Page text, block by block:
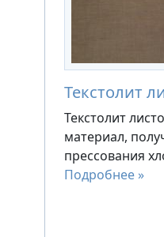
Текстолит
Текстолит
материал,
прессования
Подробнее »